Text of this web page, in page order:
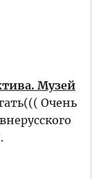
Музей
Очень